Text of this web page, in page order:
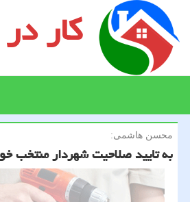
کار
محسن هاشمی:
به تایید صلاحیت شهردار